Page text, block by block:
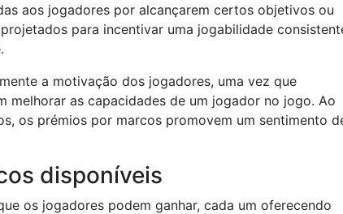
aos jogadores por alcançarem certos objetivos ou
para incentivar uma jogabilidade
a motivação dos jogadores, uma vez que
melhorar as capacidades de um jogador no jogo. Ao
os prémios por marcos promovem um sentimento
disponíveis
os jogadores podem ganhar, cada um oferecendo